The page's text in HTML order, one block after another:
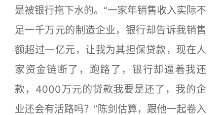
是被银行拖下水的。“一家年销售收入实际不
足一千万元的制造企业，银行却告诉我销售
额超过一亿元，让我为其担保贷款，现在人
家资金链断了，跑路了，银行却逼着我还
款，4000万元的贷款我要是还了，我的企
业还会有活路吗？”陈剑估算，跟他一起卷入